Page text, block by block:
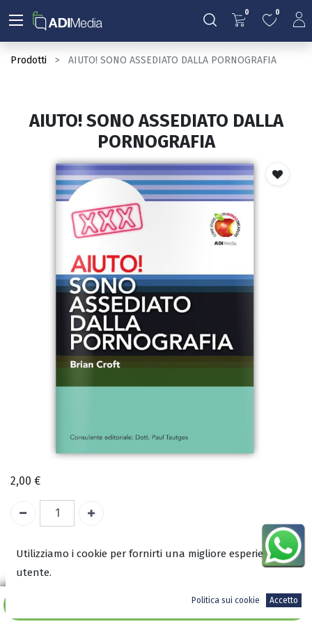
0 0
Prodotti AIUTO! SONO ASSEDIATO DALLA PORNOGRAFIA
Aggiungi al carrello
AIUTO! SONO ASSEDIATO DALLA
PORNOGRAFIA
2,00 €
9788889698563
Utilizziamo i cookie per fornirti una migliore esperienza
utente.
Politica sui cookie Accetto